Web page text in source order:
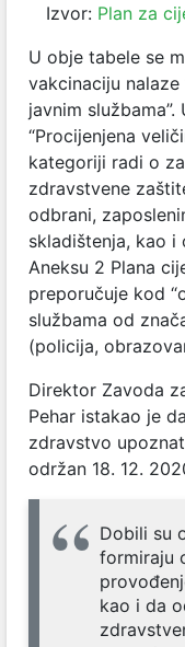
Izvor: Plan za
U obje tabele se
vakcinaciju nalaze
javnim
“Procijenjena
kategoriji radi o
zdravstvene
odbrani,
skladištenja, kao i
Aneksu 2 Plana
preporučuje kod
službama od
(policija,
Direktor Zavoda
Pehar istakao je
zdravstvo
održan 18. 12.
Dobili su
formiraju
kao i da